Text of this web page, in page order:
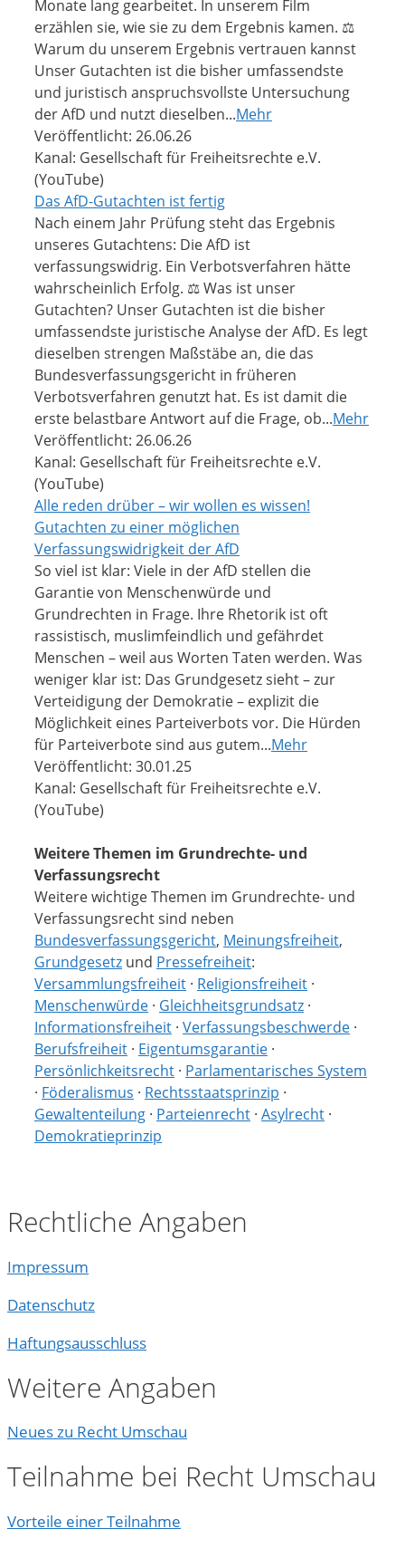
Monate lang gearbeitet. In unserem Film
erzählen sie, wie sie zu dem Ergebnis kamen. ⚖️
Warum du unserem Ergebnis vertrauen kannst
Unser Gutachten ist die bisher umfassendste
und juristisch anspruchsvollste Untersuchung
der AfD und nutzt dieselben...Mehr
Veröffentlicht: 26.06.26
Kanal: Gesellschaft für Freiheitsrechte e.V.
(YouTube)
Das AfD-Gutachten ist fertig
Nach einem Jahr Prüfung steht das Ergebnis
unseres Gutachtens: Die AfD ist
verfassungswidrig. Ein Verbotsverfahren hätte
wahrscheinlich Erfolg. ⚖️ Was ist unser
Gutachten? Unser Gutachten ist die bisher
umfassendste juristische Analyse der AfD. Es legt
dieselben strengen Maßstäbe an, die das
Bundesverfassungsgericht in früheren
Verbotsverfahren genutzt hat. Es ist damit die
erste belastbare Antwort auf die Frage, ob...Mehr
Veröffentlicht: 26.06.26
Kanal: Gesellschaft für Freiheitsrechte e.V.
(YouTube)
Alle reden drüber – wir wollen es wissen!
Gutachten zu einer möglichen
Verfassungswidrigkeit der AfD
So viel ist klar: Viele in der AfD stellen die
Garantie von Menschenwürde und
Grundrechten in Frage. Ihre Rhetorik ist oft
rassistisch, muslimfeindlich und gefährdet
Menschen – weil aus Worten Taten werden. Was
weniger klar ist: Das Grundgesetz sieht – zur
Verteidigung der Demokratie – explizit die
Möglichkeit eines Parteiverbots vor. Die Hürden
für Parteiverbote sind aus gutem...Mehr
Veröffentlicht: 30.01.25
Kanal: Gesellschaft für Freiheitsrechte e.V.
(YouTube)
Weitere Themen im Grundrechte- und
Verfassungsrecht
Weitere wichtige Themen im Grundrechte- und
Verfassungsrecht sind neben
Bundesverfassungsgericht, Meinungsfreiheit,
Grundgesetz und Pressefreiheit:
Versammlungsfreiheit · Religionsfreiheit ·
Menschenwürde · Gleichheitsgrundsatz ·
Informationsfreiheit · Verfassungsbeschwerde ·
Berufsfreiheit · Eigentumsgarantie ·
Persönlichkeitsrecht · Parlamentarisches System
· Föderalismus · Rechtsstaatsprinzip ·
Gewaltenteilung · Parteienrecht · Asylrecht ·
Demokratieprinzip
Rechtliche Angaben
Impressum
Datenschutz
Haftungsausschluss
Weitere Angaben
Neues zu Recht Umschau
Teilnahme bei Recht Umschau
Vorteile einer Teilnahme